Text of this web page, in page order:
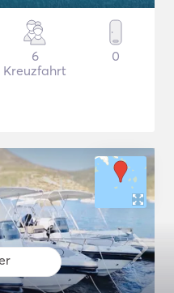
6
Kreuzfahrt
0